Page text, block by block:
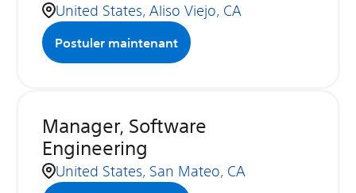
United States, Aliso Viejo, CA
Postuler maintenant
Manager, Software
Engineering
United States, San Mateo, CA